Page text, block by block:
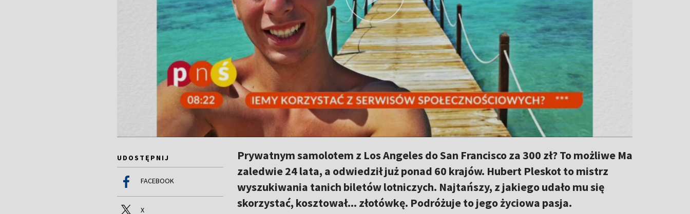
UDOSTĘPNIJ
FACEBOOK
X
Prywatnym samolotem z Los Angeles do San Francisco za 300 zł? To możliwe Ma
zaledwie 24 lata, a odwiedził już ponad 60 krajów. Hubert Pleskot to mistrz
wyszukiwania tanich biletów lotniczych. Najtańszy, z jakiego udało mu się
skorzystać, kosztował... złotówkę. Podróżuje to jego życiowa pasja.